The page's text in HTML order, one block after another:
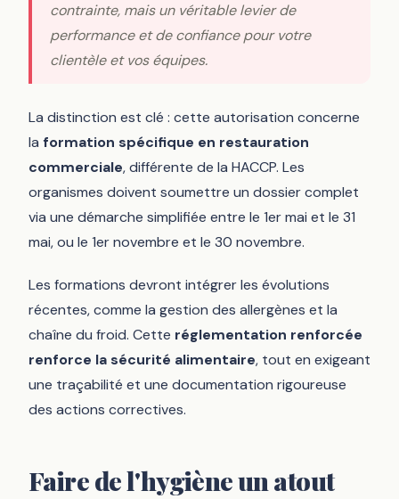
contrainte, mais un véritable levier de
performance et de confiance pour votre
clientèle et vos équipes.
La distinction est clé : cette autorisation concerne
la formation spécifique en restauration
commerciale, différente de la HACCP. Les
organismes doivent soumettre un dossier complet
via une démarche simplifiée entre le 1er mai et le 31
mai, ou le 1er novembre et le 30 novembre.
Les formations devront intégrer les évolutions
récentes, comme la gestion des allergènes et la
chaîne du froid. Cette réglementation renforcée
renforce la sécurité alimentaire, tout en exigeant
une traçabilité et une documentation rigoureuse
des actions correctives.
Faire de l'hygiène un atout